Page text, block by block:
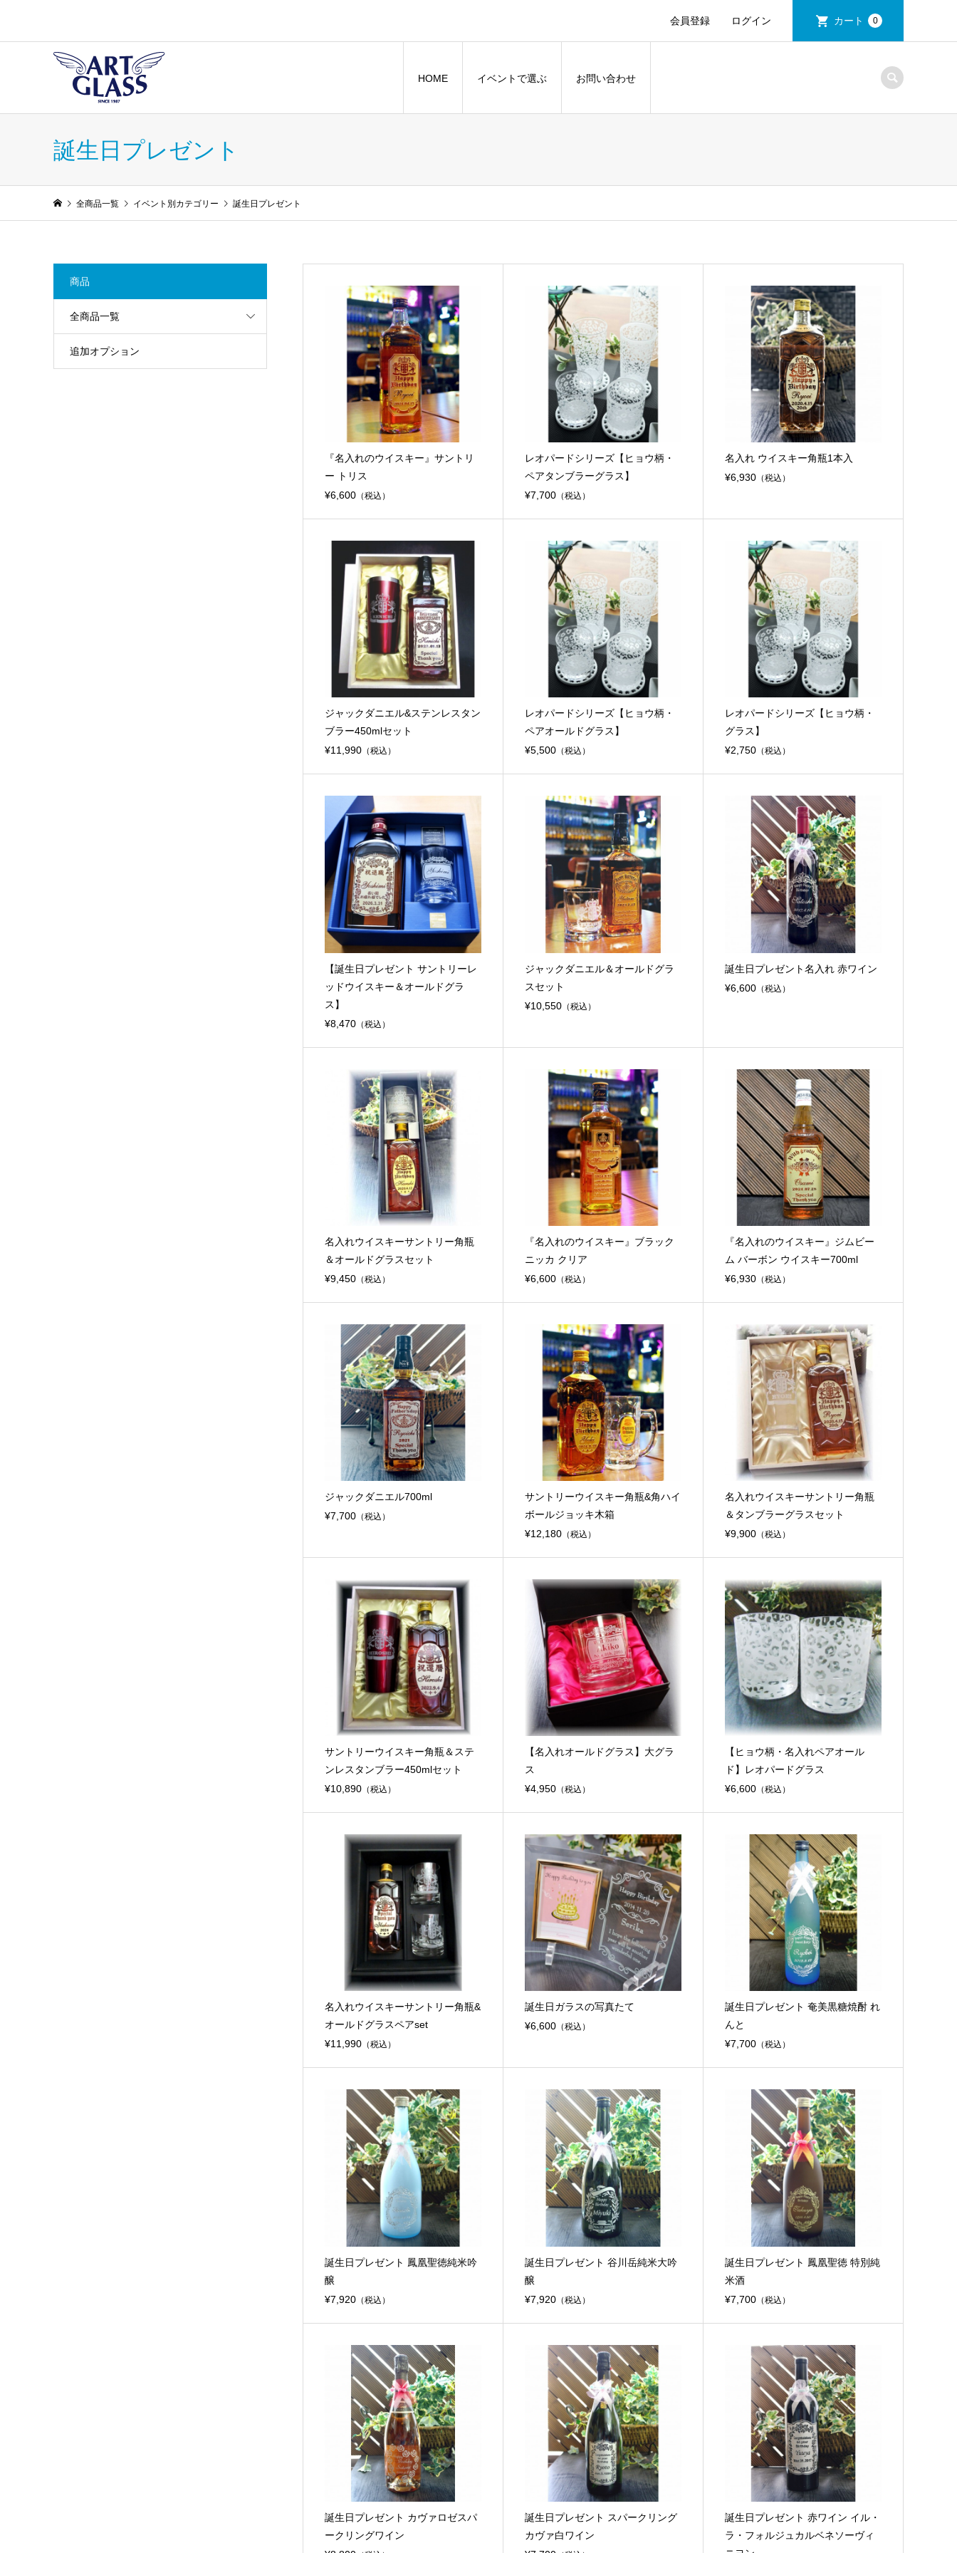
会員登録 ログイン カート 0
HOME イベントで選ぶ お問い合わせ
誕生日プレゼント
全商品一覧 イベント別カテゴリー 誕生日プレゼント
『名入れのウイスキー』サントリ
ー トリス
¥6,600（税込）
レオパードシリーズ【ヒョウ柄・
ペアタンブラーグラス】
¥7,700（税込）
名入れ ウイスキー角瓶1本入
¥6,930 （税込）
ジャックダニエル&ステンレスタン
ブラー450mlセット
¥11,990（税込）
レオパードシリーズ【ヒョウ柄・
ペアオールドグラス】
¥5,500（税込）
レオパードシリーズ【ヒョウ柄・
グラス】
¥2,750 （税込）
【誕生日プレゼント サントリーレ
ッドウイスキー＆オールドグラ
ス】
¥8,470（税込）
ジャックダニエル＆オールドグラ
スセット
¥10,550（税込）
誕生日プレゼント名入れ 赤ワイン
¥6,600 （税込）
名入れウイスキーサントリー角瓶
＆オールドグラスセット
¥9,450（税込）
『名入れのウイスキー』ブラック
ニッカ クリア
¥6,600（税込）
『名入れのウイスキー』ジムビー
ム バーボン ウイスキー700ml
¥6,930 （税込）
ジャックダニエル700ml
¥7,700（税込）
サントリーウイスキー角瓶&角ハイ
ボールジョッキ木箱
¥12,180（税込）
名入れウイスキーサントリー角瓶
＆タンブラーグラスセット
¥9,900 （税込）
サントリーウイスキー角瓶＆ステ
ンレスタンブラー450mlセット
¥10,890（税込）
【名入れオールドグラス】大グラ
ス
¥4,950（税込）
【ヒョウ柄・名入れペアオール
ド】レオパードグラス
¥6,600 （税込）
名入れウイスキーサントリー角瓶&
オールドグラスペアset
¥11,990（税込）
誕生日ガラスの写真たて
¥6,600（税込）
誕生日プレゼント 奄美黒糖焼酎 れ
んと
¥7,700 （税込）
誕生日プレゼント 鳳凰聖徳純米吟
醸
¥7,920（税込）
誕生日プレゼント 谷川岳純米大吟
醸
¥7,920（税込）
誕生日プレゼント 鳳凰聖徳 特別純
米酒
¥7,700 （税込）
誕生日プレゼント カヴァロゼスパ
ークリングワイン
誕生日プレゼント スパークリング
カヴァ白ワイン
誕生日プレゼント 赤ワイン イル・
ラ・フォルジュカルベネソーヴィ
商品
全商品一覧
追加オプション